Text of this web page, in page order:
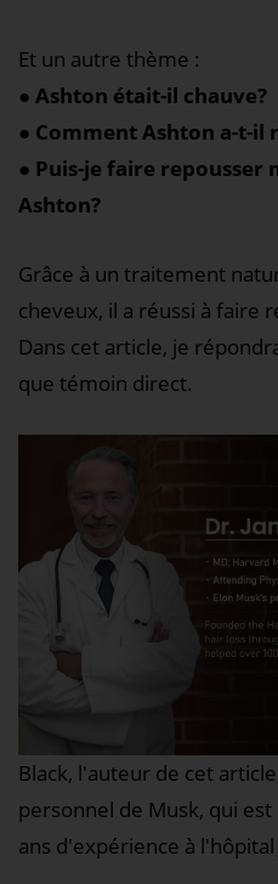
Et un autre thème :
● Ashton était-il chauve?
● Comment Ashton a-t-il
● Puis-je faire repousser
Ashton?
Grâce à un traitement
cheveux, il a réussi à faire
Dans cet article, je
que témoin direct.
Black, l'auteur de cet
personnel de Musk, qui
ans d'expérience à l'hôpital